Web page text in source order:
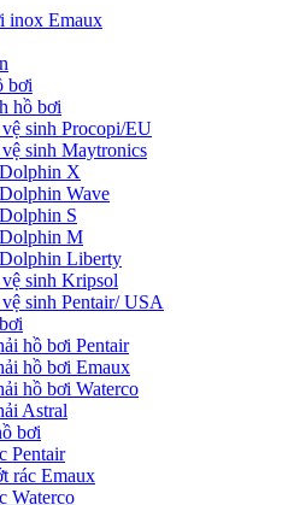
inox Emaux
bơi
hồ bơi
sinh Procopi/EU
sinh Maytronics
Dolphin X
Dolphin Wave
Dolphin S
Dolphin M
Dolphin Liberty
sinh Kripsol
sinh Pentair/ USA
hồ bơi Pentair
hồ bơi Emaux
hồ bơi Waterco
Astral
bơi
Pentair
rác Emaux
Waterco